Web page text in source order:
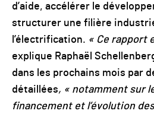
d’aide, accélérer le
structurer une filière
l’électrification. « Ce rapport
explique Raphaël
dans les prochains mois par
détaillées, « notamment sur
financement et l’évolution